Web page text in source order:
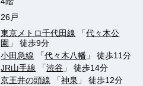
26戸
東京メトロ千代田線 「代々木公
園 」 徒歩9分
小田急線 「代々木八幡 」 徒歩11分
JR山手線 「渋谷 」 徒歩14分
京王井の頭線 「神泉 」 徒歩12分